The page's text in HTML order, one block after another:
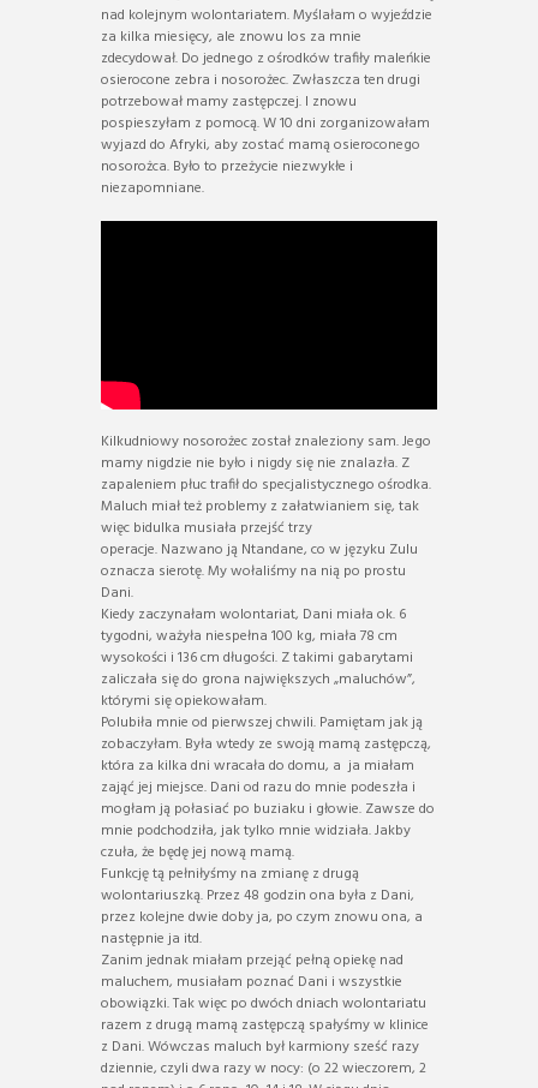
nad kolejnym wolontariatem. Myślałam o wyjeździe
za kilka miesięcy, ale znowu los za mnie
zdecydował. Do jednego z ośrodków trafiły maleńkie
osierocone zebra i nosorożec. Zwłaszcza ten drugi
potrzebował mamy zastępczej. I znowu
pospieszyłam z pomocą. W 10 dni zorganizowałam
wyjazd do Afryki, aby zostać mamą osieroconego
nosorożca. Było to przeżycie niezwykłe i
niezapomniane.
Kilkudniowy nosorożec został znaleziony sam. Jego
mamy nigdzie nie było i nigdy się nie znalazła. Z
zapaleniem płuc trafił do specjalistycznego ośrodka.
Maluch miał też problemy z załatwianiem się, tak
więc bidulka musiała przejść trzy
operacje. Nazwano ją Ntandane, co w języku Zulu
oznacza sierotę. My wołaliśmy na nią po prostu
Dani.
Kiedy zaczynałam wolontariat, Dani miała ok. 6
tygodni, ważyła niespełna 100 kg, miała 78 cm
wysokości i 136 cm długości. Z takimi gabarytami
zaliczała się do grona największych „maluchów”,
którymi się opiekowałam.
Polubiła mnie od pierwszej chwili. Pamiętam jak ją
zobaczyłam. Była wtedy ze swoją mamą zastępczą,
która za kilka dni wracała do domu, a ja miałam
zająć jej miejsce. Dani od razu do mnie podeszła i
mogłam ją połasiać po buziaku i głowie. Zawsze do
mnie podchodziła, jak tylko mnie widziała. Jakby
czuła, że będę jej nową mamą.
Funkcję tą pełniłyśmy na zmianę z drugą
wolontariuszką. Przez 48 godzin ona była z Dani,
przez kolejne dwie doby ja, po czym znowu ona, a
następnie ja itd.
Zanim jednak miałam przejąć pełną opiekę nad
maluchem, musiałam poznać Dani i wszystkie
obowiązki. Tak więc po dwóch dniach wolontariatu
razem z drugą mamą zastępczą spałyśmy w klinice
z Dani. Wówczas maluch był karmiony sześć razy
dziennie, czyli dwa razy w nocy: (o 22 wieczorem, 2